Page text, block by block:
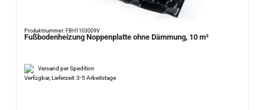
Produktnummer: FBH1103009V
Fußbodenheizung Noppenplatte ohne Dämmung, 10 m²
Versand per Spedition
Verfügbar, Lieferzeit: 3-5 Arbeitstage